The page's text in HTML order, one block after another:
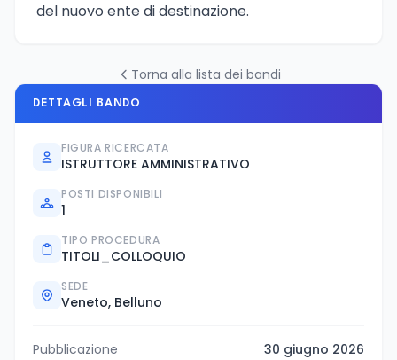
del nuovo ente di destinazione.
Torna alla lista dei bandi
DETTAGLI BANDO
FIGURA RICERCATA
ISTRUTTORE AMMINISTRATIVO
POSTI DISPONIBILI
1
TIPO PROCEDURA
TITOLI_COLLOQUIO
SEDE
Veneto, Belluno
Pubblicazione
30 giugno 2026